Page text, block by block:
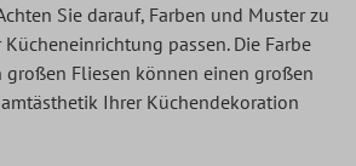
Sie darauf, Farben und Muster zu
passen. Die Farbe
großen Fliesen können einen großen
Ihrer Küchendekoration